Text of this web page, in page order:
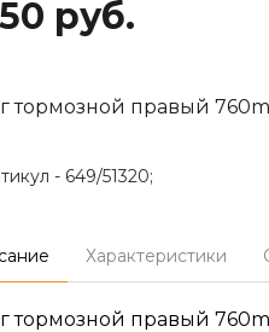
руб.
тормозной правый
- 649/51320;
Характеристики
тормозной правый